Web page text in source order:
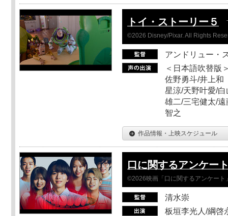
トイ・ストーリー５
©2026 Disney/Pixar. All Rights
アンドリュー・
＜日本語吹替版
佐野勇斗/井上和
星涼/天野叶愛/
雄二/三宅健太/
智之
作品情報・上映スケジュール
口に関するアンケー
©2026映画「口に関するアンケート
清水崇
板垣李光人/綱啓